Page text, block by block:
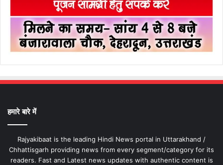
हमारे बारे में
Rajyakibaat is the leading Hindi News portal in Uttarakhand /
Chhattisgarh providing news from every segment/category for its
readers. Fast and Latest news updates with authentic content is